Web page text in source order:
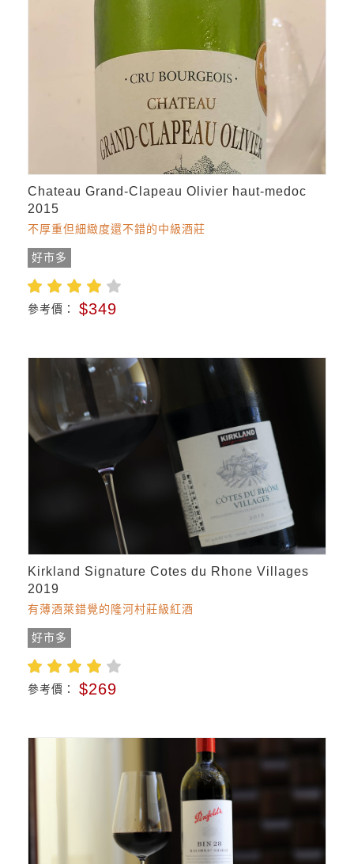
Chateau Grand-Clapeau Olivier haut-medoc
2015
不厚重但細緻度還不錯的中級酒莊
好市多
參考價： $349
Kirkland Signature Cotes du Rhone Villages
2019
有薄酒萊錯覺的隆河村莊級紅酒
好市多
參考價： $269